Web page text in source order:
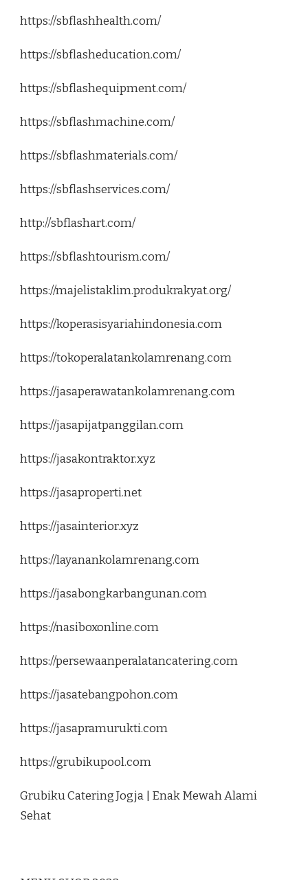
https://sbflashhealth.com/
https://sbflasheducation.com/
https://sbflashequipment.com/
https://sbflashmachine.com/
https://sbflashmaterials.com/
https://sbflashservices.com/
http://sbflashart.com/
https://sbflashtourism.com/
https://majelistaklim.produkrakyat.org/
https://koperasisyariahindonesia.com
https://tokoperalatankolamrenang.com
https://jasaperawatankolamrenang.com
https://jasapijatpanggilan.com
https://jasakontraktor.xyz
https://jasaproperti.net
https://jasainterior.xyz
https://layanankolamrenang.com
https://jasabongkarbangunan.com
https://nasiboxonline.com
https://persewaanperalatancatering.com
https://jasatebangpohon.com
https://jasapramurukti.com
https://grubikupool.com
Grubiku Catering Jogja | Enak Mewah Alami
Sehat